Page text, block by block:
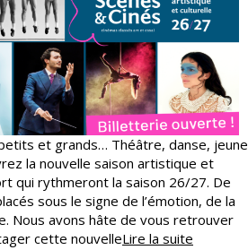
et grands… Théâtre, danse, jeune
la nouvelle saison artistique et
qui rythmeront la saison 26/27. De
sous le signe de l’émotion, de la
Nous avons hâte de vous retrouver
cette nouvelleLire la suite